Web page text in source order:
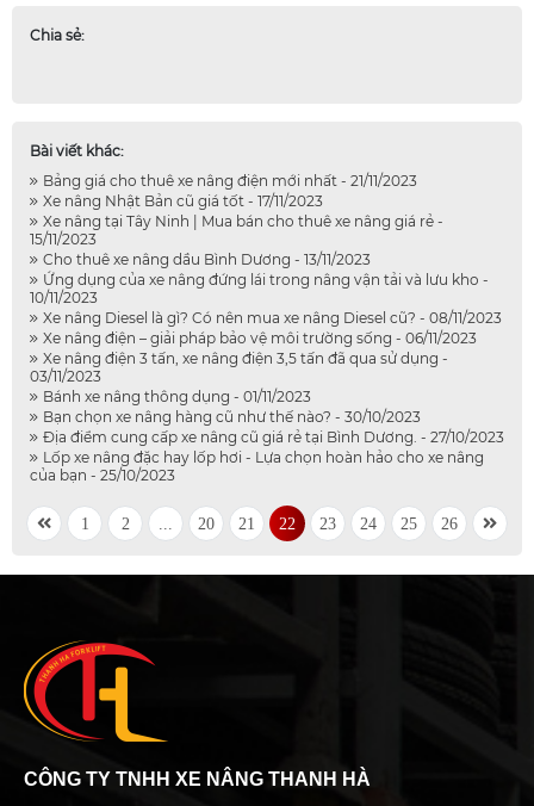
Chia sẻ:
Bài viết khác:
Bảng giá cho thuê xe nâng điện mới nhất - 21/11/2023
Xe nâng Nhật Bản cũ giá tốt - 17/11/2023
Xe nâng tại Tây Ninh | Mua bán cho thuê xe nâng giá rẻ -
15/11/2023
Cho thuê xe nâng dầu Bình Dương - 13/11/2023
Ứng dụng của xe nâng đứng lái trong nâng vận tải và lưu kho -
10/11/2023
Xe nâng Diesel là gì? Có nên mua xe nâng Diesel cũ? - 08/11/2023
Xe nâng điện – giải pháp bảo vệ môi trường sống - 06/11/2023
Xe nâng điện 3 tấn, xe nâng điện 3,5 tấn đã qua sử dụng -
03/11/2023
Bánh xe nâng thông dụng - 01/11/2023
Bạn chọn xe nâng hàng cũ như thế nào? - 30/10/2023
Địa điểm cung cấp xe nâng cũ giá rẻ tại Bình Dương. - 27/10/2023
Lốp xe nâng đặc hay lốp hơi - Lựa chọn hoàn hảo cho xe nâng
của bạn - 25/10/2023
1 2 20 21 22 23 24 25 26
CÔNG TY TNHH XE NÂNG THANH HÀ